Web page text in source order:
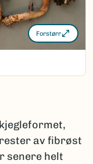
Forstørr
av fibrøst
senere helt